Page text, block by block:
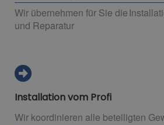
Wir übernehmen für Sie die
und Reparatur
Installation vom Profi
Wir koordinieren alle beteiligten